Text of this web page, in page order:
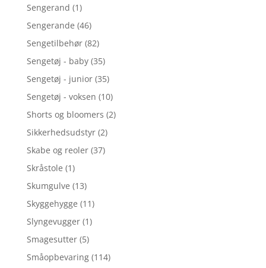
Sengerand (1)
Sengerande (46)
Sengetilbehør (82)
Sengetøj - baby (35)
Sengetøj - junior (35)
Sengetøj - voksen (10)
Shorts og bloomers (2)
Sikkerhedsudstyr (2)
Skabe og reoler (37)
Skråstole (1)
Skumgulve (13)
Skyggehygge (11)
Slyngevugger (1)
Smagesutter (5)
Småopbevaring (114)